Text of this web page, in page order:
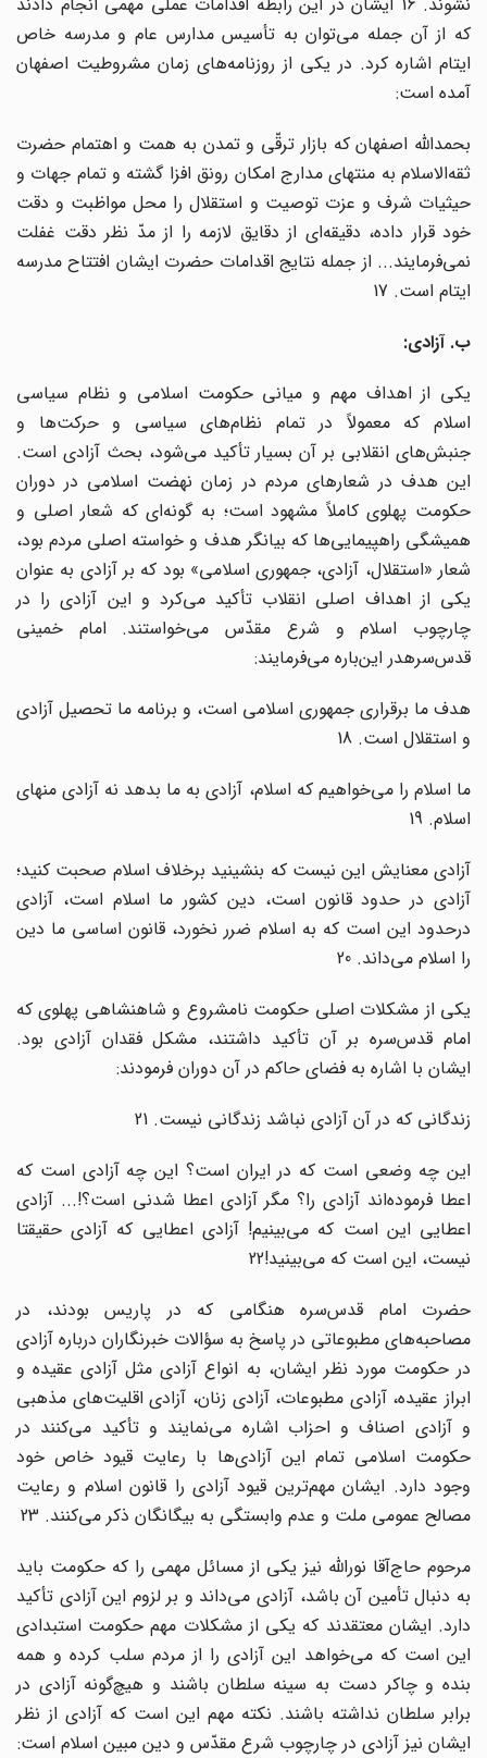
که از آن جمله می‌توان به تأسیس مدارس عام و مدرسه خاص
ایتام اشاره کرد. در یکی از روزنامه‌های زمان مشروطیت اصفهان
آمده است:
بحمداللّه اصفهان که بازار ترقّی و تمدن به همت و اهتمام حضرت
ثقه‌الاسلام به منتهای مدارج امکان رونق افزا گشته و تمام جهات و
حیثیات شرف و عزت توصیت و استقلال را محل مواظبت و دقت
خود قرار داده، دقیقه‌ای از دقایق لازمه را از مدّ نظر دقت غفلت
نمی‌فرمایند... از جمله نتایج اقدامات حضرت ایشان افتتاح مدرسه
ایتام است. 17
ب. آزادی:
یکی از اهداف مهم و میانی حکومت اسلامی و نظام سیاسی
اسلام که معمولاً در تمام نظام‌های سیاسی و حرکت‌ها و
جنبش‌های انقلابی بر آن بسیار تأکید می‌شود، بحث آزادی است.
این هدف در شعارهای مردم در زمان نهضت اسلامی در دوران
حکومت پهلوی کاملاً مشهود است؛ به گونه‌ای که شعار اصلی و
همیشگی راهپیمایی‌ها که بیانگر هدف و خواسته اصلی مردم بود،
شعار «استقلال، آزادی، جمهوری اسلامی» بود که بر آزادی به عنوان
یکی از اهداف اصلی انقلاب تأکید می‌کرد و این آزادی را در
چارچوب اسلام و شرع مقدّس می‌خواستند. امام خمینی
قدس‌سرهدر این‌باره می‌فرمایند:
هدف ما برقراری جمهوری اسلامی است، و برنامه ما تحصیل آزادی
و استقلال است. 18
ما اسلام را می‌خواهیم که اسلام، آزادی به ما بدهد نه آزادی منهای
اسلام. 19
آزادی معنایش این نیست که بنشینید برخلاف اسلام صحبت کنید؛
آزادی در حدود قانون است، دین کشور ما اسلام است، آزادی
درحدود این است که به اسلام ضرر نخورد، قانون اساسی ما دین
را اسلام می‌داند. 20
یکی از مشکلات اصلی حکومت نامشروع و شاهنشاهی پهلوی که
امام قدس‌سره بر آن تأکید داشتند، مشکل فقدان آزادی بود.
ایشان با اشاره به فضای حاکم در آن دوران فرمودند:
زندگانی که در آن آزادی نباشد زندگانی نیست. 21
این چه وضعی است که در ایران است؟ این چه آزادی است که
اعطا فرموده‌اند آزادی را؟ مگر آزادی اعطا شدنی است؟!... آزادی
اعطایی این است که می‌بینیم! آزادی اعطایی که آزادی حقیقتا
نیست، این است که می‌بینید!22
حضرت امام قدس‌سره هنگامی که در پاریس بودند، در
مصاحبه‌های مطبوعاتی در پاسخ به سؤالات خبرنگاران درباره آزادی
در حکومت مورد نظر ایشان، به انواع آزادی مثل آزادی عقیده و
ابراز عقیده، آزادی مطبوعات، آزادی زنان، آزادی اقلیت‌های مذهبی
و آزادی اصناف و احزاب اشاره می‌نمایند و تأکید می‌کنند در
حکومت اسلامی تمام این آزادی‌ها با رعایت قیود خاص خود
وجود دارد. ایشان مهم‌ترین قیود آزادی را قانون اسلام و رعایت
مصالح عمومی ملت و عدم وابستگی به بیگانگان ذکر می‌کنند. 23
مرحوم حاج‌آقا نوراللّه نیز یکی از مسائل مهمی را که حکومت باید
به دنبال تأمین آن باشد، آزادی می‌داند و بر لزوم این آزادی تأکید
دارد. ایشان معتقدند که یکی از مشکلات مهم حکومت استبدادی
این است که می‌خواهد این آزادی را از مردم سلب کرده و همه
بنده و چاکر دست به سینه سلطان باشند و هیچ‌گونه آزادی در
برابر سلطان نداشته باشند. نکته مهم این است که آزادی از نظر
ایشان نیز آزادی در چارچوب شرع مقدّس و دین مبین اسلام است: